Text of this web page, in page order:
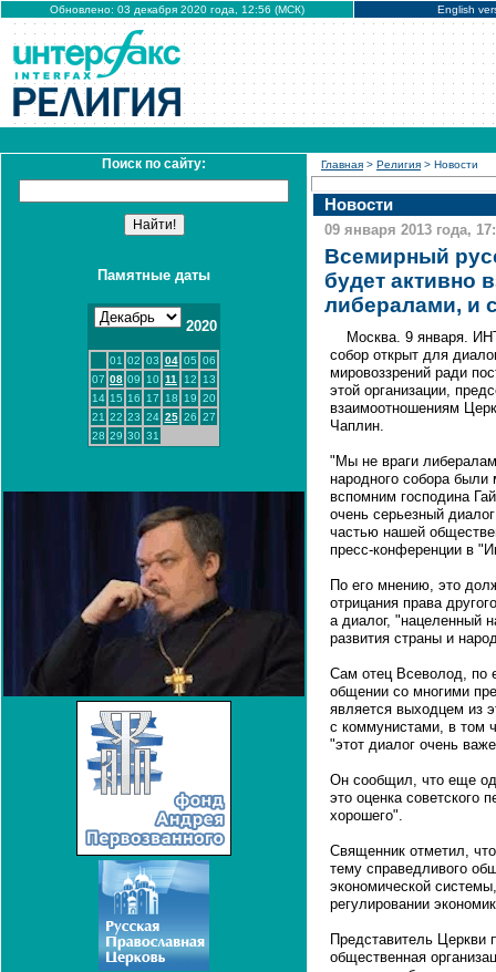
Обновлено: 03 декабря 2020 года, 12:56 (МСК) English
Поиск по сайту:
Памятные даты
2020
01 02 03 04 05 06
07 08 09 10 11 12
13
14 15 16 17 18 19 20
21 22 23 24 25 26 27
28 29 30 31
Главная > Религия > Новости
Новости
09 января 2013 года,
Всемирный
будет активно
либералами, и
Москва. 9 января.
собор открыт для
мировоззрений ради
этой организации,
взаимоотношениям
Чаплин.
"Мы не враги
народного собора были
вспомним господина
очень серьезный
частью нашей
пресс-конференции в
По его мнению, это
отрицания права
а диалог, "нацеленный
развития страны и
Сам отец Всеволод, по
общении со многими
является выходцем из
с коммунистами, в том
"этот диалог очень
Он сообщил, что еще
это оценка советского
хорошего".
Священник отметил,
тему справедливого
экономической
регулировании
Представитель Церкви
общественная